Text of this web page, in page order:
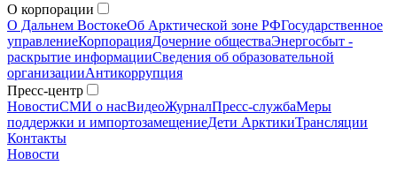
О корпорации
О Дальнем ВостокеОб Арктической зоне РФГосударственное
управлениеКорпорацияДочерние обществаЭнергосбыт -
раскрытие информацииСведения об образовательной
организацииАнтикоррупция
Пресс-центр
НовостиСМИ о насВидеоЖурналПресс-службаМеры
поддержки и импортозамещениеДети АрктикиТрансляции
Контакты
Новости